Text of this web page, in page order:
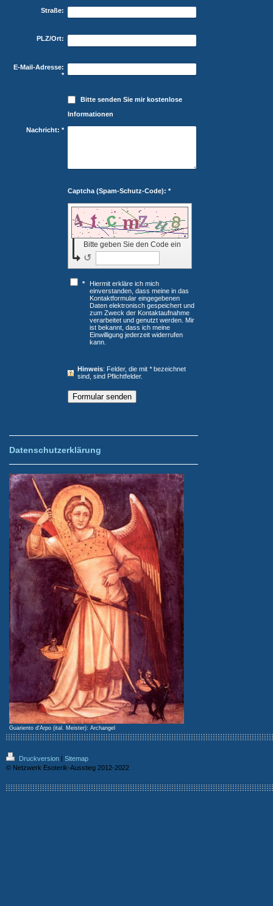
Straße:
PLZ/Ort:
E-Mail-Adresse:
*
Bitte senden Sie mir kostenlose
Informationen
Nachricht: *
Captcha (Spam-Schutz-Code): *
Bitte geben Sie den Code ein
↺
*
Hiermit erkläre ich mich
einverstanden, dass meine in das
Kontaktformular eingegebenen
Daten elektronisch gespeichert und
zum Zweck der Kontaktaufnahme
verarbeitet und genutzt werden. Mir
ist bekannt, dass ich meine
Einwilligung jederzeit widerrufen
kann.
Hinweis : Felder, die mit*bezeichnet
sind, sind Pflichtfelder.
Datenschutzerklärung
Guariento d'Arpo (ital. Meister): Archangel
Druckversion | Sitemap
© Netzwerk Esoterik-Ausstieg 2012-2022